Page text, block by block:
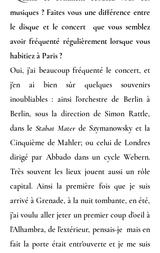
musiques ? Faites vous une différence entre
le disque et le concert que vous semblez
avoir fréquenté régulièrement lorsque vous
habitiez à Paris ?
Oui, j'ai beaucoup fréquenté le concert, et
j'en ai bien sûr quelques souvenirs
inoubliables : ainsi l'orchestre de Berlin à
Berlin, sous la direction de Simon Rattle,
dans le Stabat Mater de Szymanowsky et la
Cinquième de Mahler; ou celui de Londres
dirigé par Abbado dans un cycle Webern.
Très souvent les lieux jouent aussi un rôle
capital. Ainsi la première fois que je suis
arrivé à Grenade, à la nuit tombante, en été,
j'ai voulu aller jeter un premier coup d'oeil à
l'Alhambra, de l'extérieur, pensais-je mais en
fait la porte était entr'ouverte et je me suis